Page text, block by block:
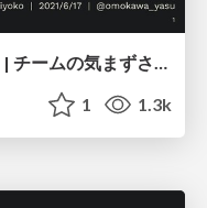
雑にならない雑談のはじめかた | チームの気まずさを無くし、楽しさを加速させる秘訣 / Joy work with chat
1 1.3k